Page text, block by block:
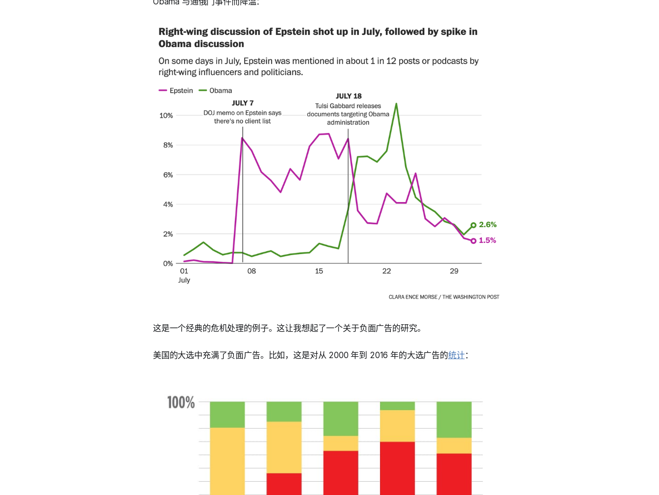
这是一个经典的危机处理的例子。这让我想起了一个关于负面广告的研究。
美国的大选中充满了负面广告。比如，这是对从 2000 年到 2016 年的大选广告的统计：